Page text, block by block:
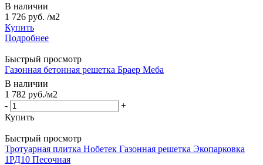
В наличии
1 726 руб. /м2
Купить
Подробнее
Быстрый просмотр
Газонная бетонная решетка Браер Меба
В наличии
1 782 руб./м2
-
+
Купить
Быстрый просмотр
Тротуарная плитка Нобетек Газонная решетка Экопарковка
1РД10 Песочная